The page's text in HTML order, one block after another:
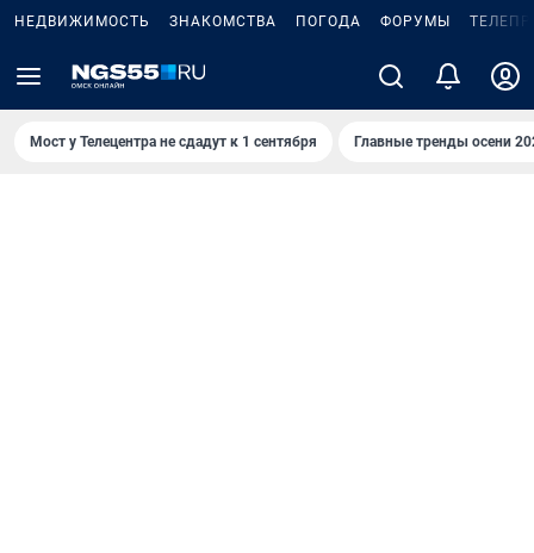
НЕДВИЖИМОСТЬ ЗНАКОМСТВА ПОГОДА ФОРУМЫ
Мост у Телецентра не сдадут к 1 сентября Главные тренды осени